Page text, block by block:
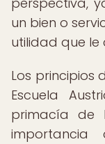
un bien o
utilidad que le
Los principios
Escuela
primacía de